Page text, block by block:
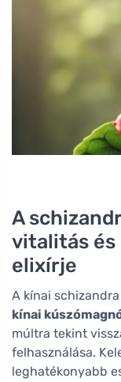
A
vitalitás és
elixírje
A kínai schizandra
kínai
múltra tekint
felhasználása.
leghatékonyabb